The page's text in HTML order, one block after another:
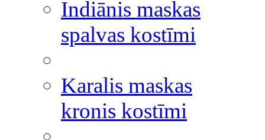
Indiānis maskas
spalvas kostīmi
Karalis maskas
kronis kostīmi